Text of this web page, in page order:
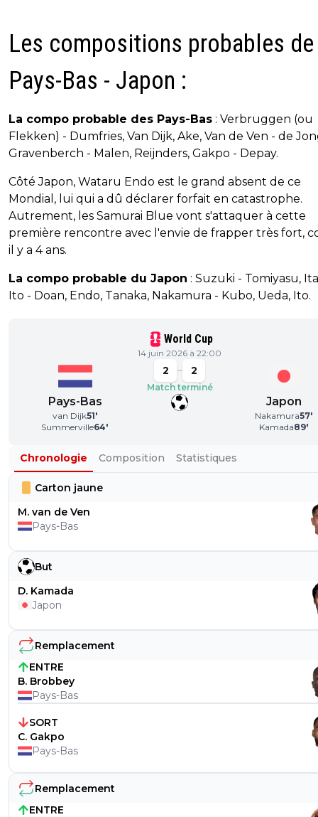
Les compositions probables de
Pays-Bas - Japon :
La compo probable des Pays-Bas : Verbruggen (ou
Flekken) - Dumfries, Van Dijk, Ake, Van de Ven - de
Gravenberch - Malen, Reijnders, Gakpo - Depay.
Côté Japon, Wataru Endo est le grand absent de ce
Mondial, lui qui a dû déclarer forfait en catastrophe.
Autrement, les Samurai Blue vont s'attaquer à cette
première rencontre avec l'envie de frapper très fort,
il y a 4 ans.
La compo probable du Japon : Suzuki - Tomiyasu,
Ito - Doan, Endo, Tanaka, Nakamura - Kubo, Ueda, Ito.
World Cup
14 juin 2026 à 22:00
Pays-Bas
van Dijk51'
Summerville64'
2 2
Match terminé
Japon
Nakamura57'
Kamada89'
Chronologie Composition Statistiques
Carton jaune
M. van de Ven
Pays-Bas
But
D. Kamada
Japon
Remplacement
ENTRE
B. Brobbey
Pays-Bas
SORT
C. Gakpo
Pays-Bas
Remplacement
ENTRE